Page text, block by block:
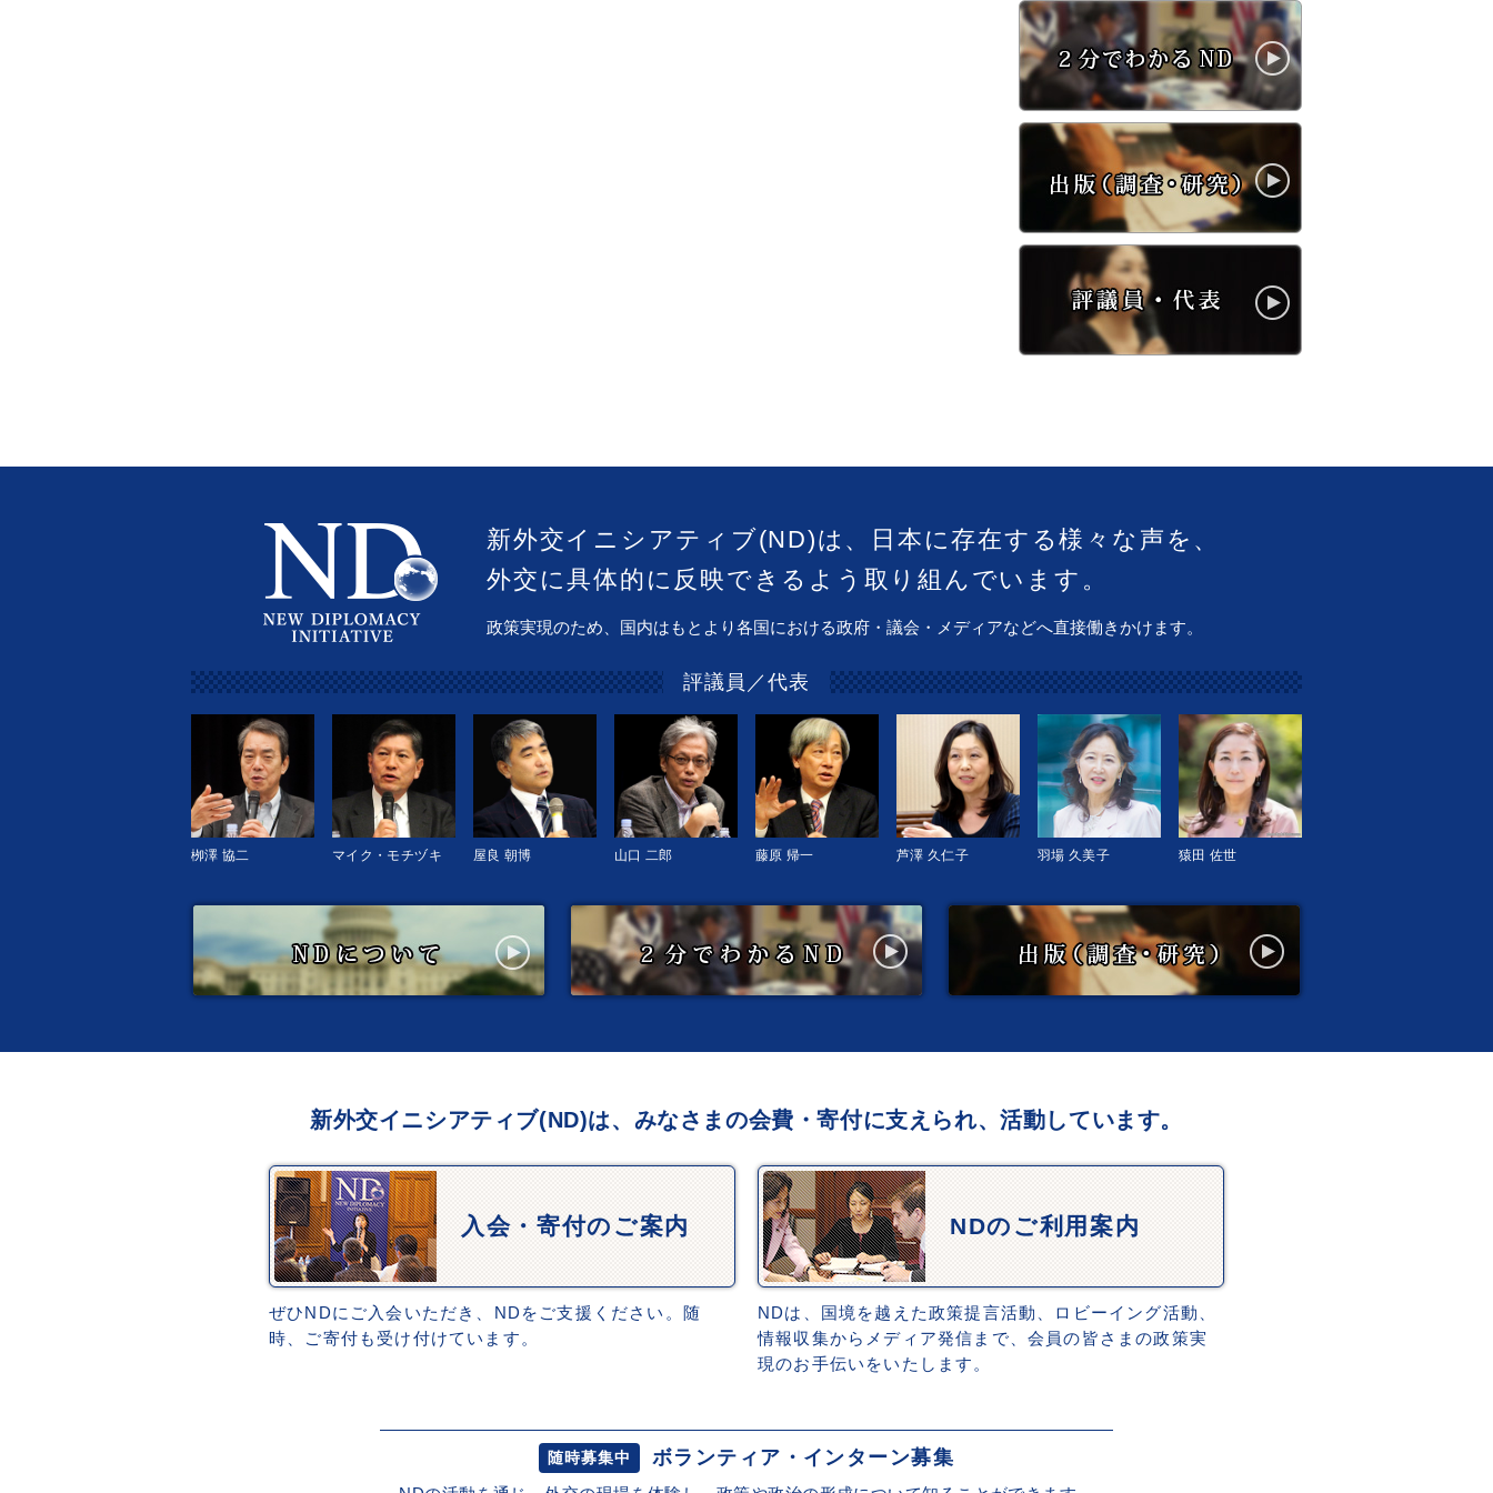
新外交イニシアティブ(ND)は、日本に存在する様々な声を、
外交に具体的に反映できるよう取り組んでいます。
政策実現のため、国内はもとより各国における政府・議会・メディアなどへ直接働きかけます。
評議員／代表
栁澤 協二 マイク・モチヅキ 屋良 朝博 山口 二郎 藤原 帰一 芦澤 久仁子 羽場 久美子 猿田 佐世
新外交イニシアティブ(ND)は、みなさまの会費・寄付に支えられ、活動しています。
入会・寄付のご案内
ぜひNDにご入会いただき、NDをご支援ください。随
時、ご寄付も受け付けています。
NDのご利用案内
NDは、国境を越えた政策提言活動、ロビーイング活動、
情報収集からメディア発信まで、会員の皆さまの政策実
現のお手伝いをいたします。
随時募集中 ボランティア・インターン募集